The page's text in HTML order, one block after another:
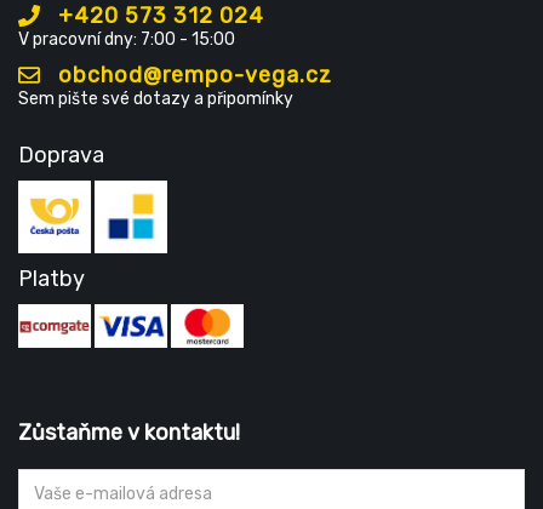
+420 573 312 024
V pracovní dny: 7:00 - 15:00
obchod@rempo-vega.cz
Sem pište své dotazy a připomínky
Doprava
Platby
Zůstaňme v kontaktu!